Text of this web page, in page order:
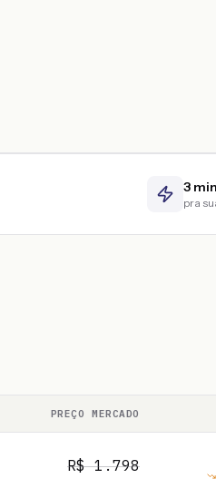
3
pra
PREÇO MERCADO
R$1.798